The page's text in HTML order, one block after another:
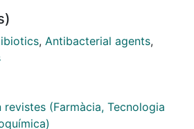
were observed.
to cephaloridine of Omp1
and compared with those of
30- to 200-fold reduced
when Omp1 porin was absent
, Antibacterial agents,
(Farmàcia, Tecnologia